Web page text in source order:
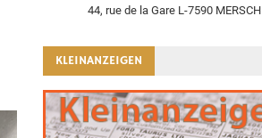
44, rue de la Gare L-7590 MERSCH
KLEINANZEIGEN